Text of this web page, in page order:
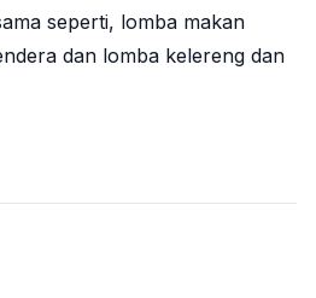
seperti, lomba makan
dan lomba kelereng dan